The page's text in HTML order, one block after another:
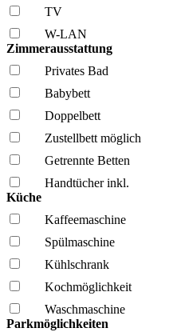
TV
W-LAN
Zimmerausstattung
Privates Bad
Babybett
Doppelbett
Zustellbett möglich
Getrennte Betten
Handtücher inkl.
Küche
Kaffee­maschine
Spül­maschine
Kühl­schrank
Kochmöglich­keit
Wasch­maschine
Parkmöglichkeiten